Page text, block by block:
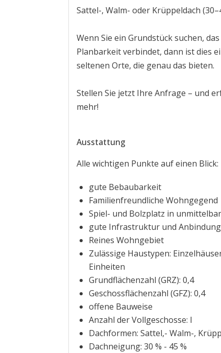
Sattel-, Walm- oder Krüppeldach
Wenn Sie ein Grundstück suchen,
Planbarkeit verbindet, dann ist dies
seltenen Orte, die genau das bieten.
Stellen Sie jetzt Ihre Anfrage – und
mehr!
Ausstattung
Alle wichtigen Punkte auf einen Blick:
gute Bebaubarkeit
Familienfreundliche Wohngegend
Spiel- und Bolzplatz in
gute Infrastruktur und Anbindung
Reines Wohngebiet
Zulässige Haustypen:
Einheiten
Grundflächenzahl (GRZ): 0,4
Geschossflächenzahl (GFZ): 0,4
offene Bauweise
Anzahl der Vollgeschosse: I
Dachformen: Sattel,- Walm-,
Dachneigung: 30 % - 45 %